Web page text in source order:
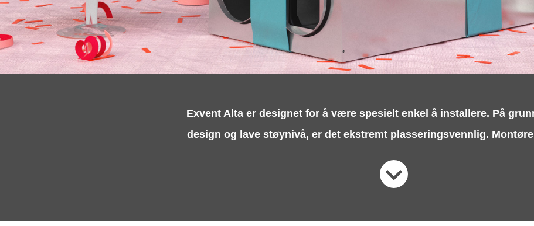
Exvent Alta er designet for å være spesielt enkel å installere. På
design og lave støynivå, er det ekstremt plasseringsvennlig.